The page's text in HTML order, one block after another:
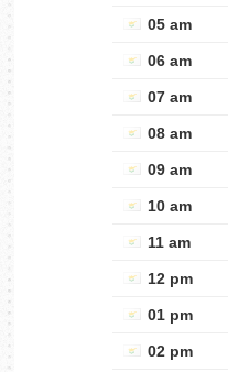
05 am
06 am
07 am
08 am
09 am
10 am
11 am
12 pm
01 pm
02 pm